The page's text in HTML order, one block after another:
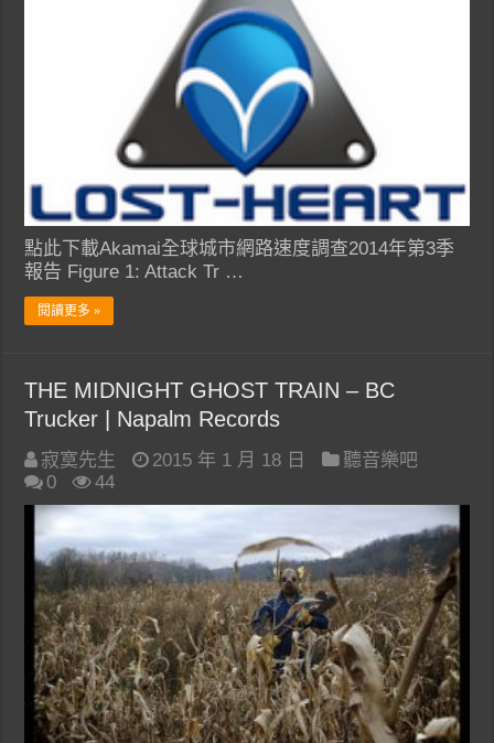
點此下載Akamai全球城市網路速度調查2014年第3季
報告 Figure 1: Attack Tr …
閱讀更多 »
THE MIDNIGHT GHOST TRAIN – BC
Trucker | Napalm Records
寂寞先生 2015 年 1 月 18 日
聽音樂吧
0
44